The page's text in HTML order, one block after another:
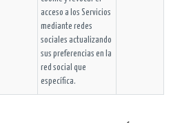
acceso a los Servicios
mediante redes
sociales actualizando
sus preferencias en la
red social que
específica.